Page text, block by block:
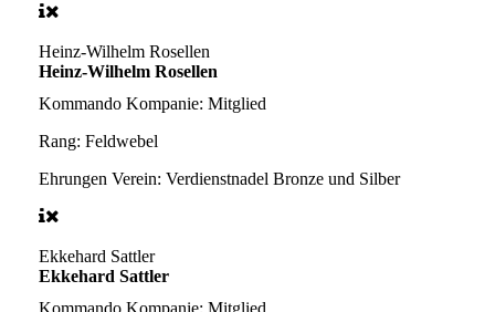
Heinz-Wilhelm Rosellen
Heinz-Wilhelm Rosellen
Kommando Kompanie: Mitglied
Rang: Feldwebel
Ehrungen Verein: Verdienstnadel Bronze und Silber
Ekkehard Sattler
Ekkehard Sattler
Kommando Kompanie: Mitglied